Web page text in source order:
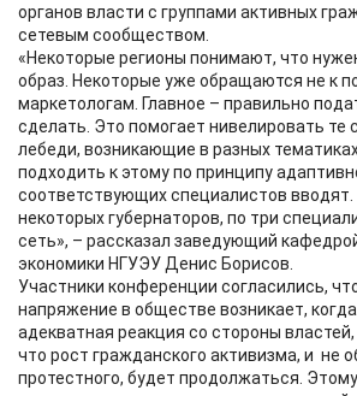
органов власти с группами активных
сетевым сообществом.
«Некоторые регионы понимают, что
образ. Некоторые уже обращаются не к
маркетологам. Главное – правильно
сделать. Это помогает нивелировать те
лебеди, возникающие в разных
подходить к этому по принципу
соответствующих специалистов
некоторых губернаторов, по три
сеть», – рассказал заведующий
экономики НГУЭУ Денис Борисов.
Участники конференции согласились,
напряжение в обществе возникает,
адекватная реакция со стороны
что рост гражданского активизма, и не
протестного, будет продолжаться.